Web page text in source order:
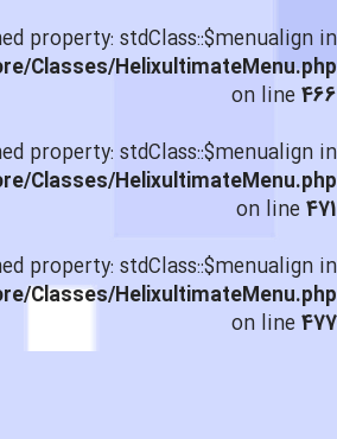
property: stdClass::$menualign in
Classes/HelixultimateMenu.php
on line466
property: stdClass::$menualign in
Classes/HelixultimateMenu.php
on line471
property: stdClass::$menualign in
Classes/HelixultimateMenu.php
on line477